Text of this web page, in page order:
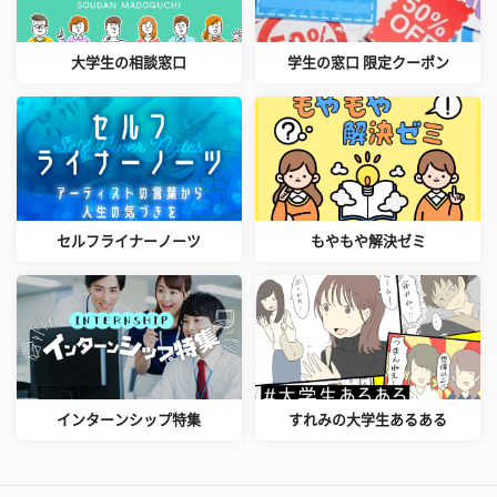
大学生の相談窓口 学生の窓口 限定クーポン
セルフライナーノーツ もやもや解決ゼミ
インターンシップ特集 すれみの大学生あるある